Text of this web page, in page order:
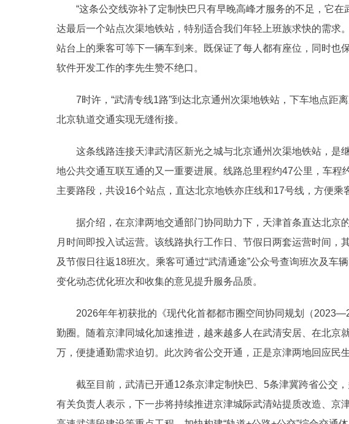
“这条公交线弥补了定制快巴只有早晚高峰才服务的不足，它在
达最后一个站点次渠地铁站，特别适合我们年轻上班族求快的需求
站台上的乘客可等下一辆车到来。既保证了每人都有座位，同时也
软件开发工作的李先生赞不绝口。
7时许，“武清专线1路”到达北京通州次渠地铁站，下车地点距
北京轨道交通实现无缝衔接。
这条线路连接天津武清区新光之城与北京通州次渠地铁站，是
地公共交通互联互通的又一重要进展。线路总里程约47公里，车程
主要路段，共设16个站点，直达北京地铁亦庄线和17号线，方便乘
据介绍，在京津两地交通部门协同助力下，天津首条直达北京的
月时间即投入试运营。该线路执行工作日、节假日两套运营时间，
及节假日往返18班次。乘客可通过“武清通途”公众号查询班次及车
变化动态优化班次和收集的意见提升服务品质。
2026年年初获批的《现代化首都都市圈空间协同规划（
勤圈。随着京津同城化加速推进，越来越多人在武清安居、在北京
万，便捷通勤需求迫切。此次跨省公交开通，正是京津两地回应民
截至目前，武清已开通12条京津定制快巴、5条津冀跨省公交，
有关负责人表示，下一步将持续推进京津城际武清站提质改造、京